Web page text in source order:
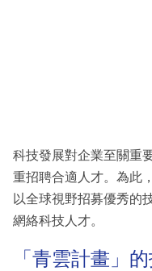
區
科技發展對企業至關重
重招聘合適人才。為此
以全球視野招募優秀的
網絡科技人才。
「青雲計畫」